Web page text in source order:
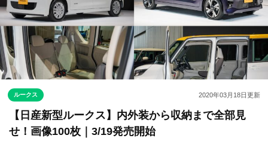
ルークス 2020年03月18日更新
【日産新型ルークス】内外装から収納まで全部見
せ！画像100枚｜3/19発売開始